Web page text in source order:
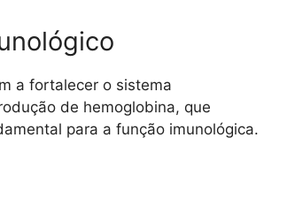
a fortalecer o sistema
de hemoglobina, que
para a função imunológica.